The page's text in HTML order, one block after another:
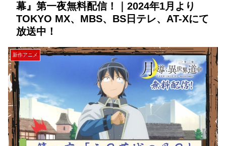
幕』第一夜無料配信！｜2024年1月より
TOKYO MX、MBS、BS日テレ、AT-Xにて
放送中！
新作アニメ